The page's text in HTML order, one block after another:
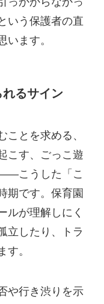
いう保護者の直
います。
るサイン
ことを求める、
こす、ごっこ遊
こうした「こ
期です。保育園
ルが理解しにく
立したり、トラ
す。
や行き渋りを示